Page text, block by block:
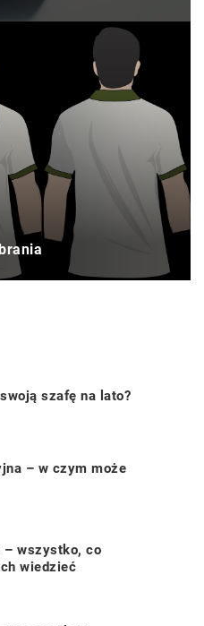
szafę na lato?
– w czym może
– wszystko, co
wiedzieć